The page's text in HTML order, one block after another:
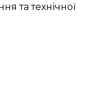
та технічної